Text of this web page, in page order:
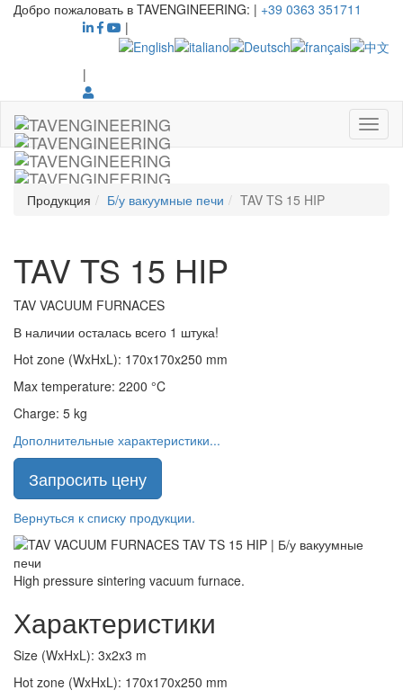
Добро пожаловать в TAVENGINEERING: | +39 0363 351711
|
|
Продукция Б/у вакуумные печи TAV TS 15 HIP
TAV TS 15 HIP
TAV VACUUM FURNACES
В наличии осталась всего 1 штука!
Hot zone (WxHxL): 170x170x250 mm
Max temperature: 2200 °C
Charge: 5 kg
Дополнительные характеристики...
Запросить цену
Вернуться к списку продукции.
High pressure sintering vacuum furnace.
Характеристики
Size (WxHxL): 3x2x3 m
Hot zone (WxHxL): 170x170x250 mm